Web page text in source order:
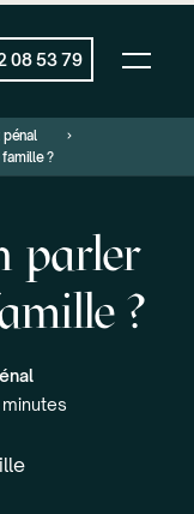
08 53 79
pénal
famille ?
parler
?